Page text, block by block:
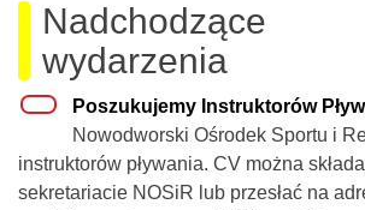
Nadchodzące
wydarzenia
Poszukujemy Instruktorów
Nowodworski Ośrodek Sportu i
instruktorów pływania. CV można
sekretariacie NOSiR lub przesłać na